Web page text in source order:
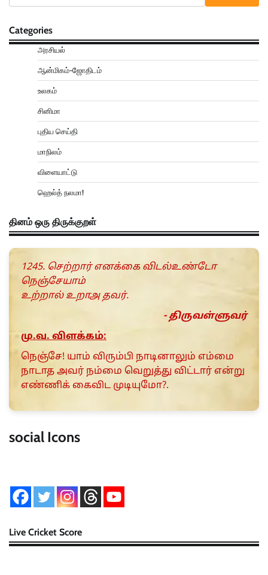
Categories
அரசியல்
ஆன்மிகம்-ஜோதிடம்
உலகம்
சினிமா
புதிய செய்தி
மாநிலம்
விளையாட்டு
ஹெல்த் நலமா!
தினம் ஒரு திருக்குறள்
1245. செற்றார் எனக்கை விடல்உண்டோ
நெஞ்சேயாம்
உற்றால் உறாஅ தவர்.
- திருவள்ளுவர்
மு.வ. விளக்கம்:
நெஞ்சே! யாம் விரும்பி நாடினாலும் எம்மை
நாடாத அவர் நம்மை வெறுத்து விட்டார் என்று
எண்ணிக் கைவிட முடியும‌ோ?.
social Icons
Live Cricket Score